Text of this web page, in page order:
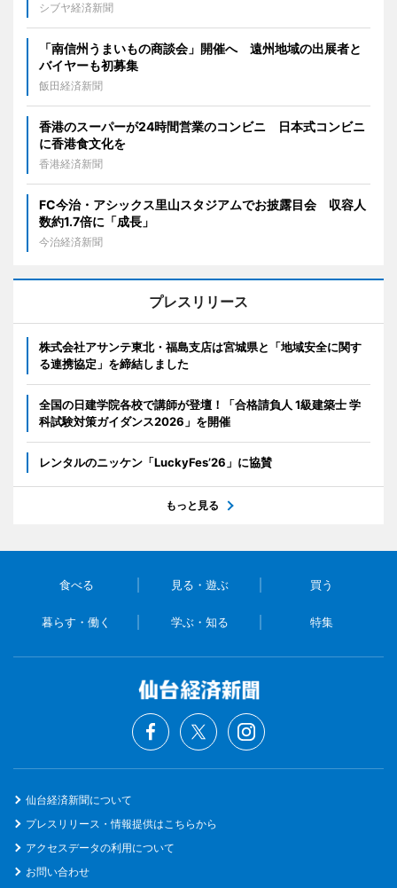
シブヤ経済新聞
「南信州うまいもの商談会」開催へ 遠州地域の出展者と
バイヤーも初募集
飯田経済新聞
香港のスーパーが24時間営業のコンビニ 日本式コンビニ
に香港食文化を
香港経済新聞
FC今治・アシックス里山スタジアムでお披露目会 収容人
数約1.7倍に「成長」
今治経済新聞
プレスリリース
株式会社アサンテ東北・福島支店は宮城県と「地域安全に関す
る連携協定」を締結しました
全国の日建学院各校で講師が登壇！「合格請負人 1級建築士 学
科試験対策ガイダンス2026」を開催
レンタルのニッケン「LuckyFes’26」に協賛
もっと見る
食べる 見る・遊ぶ 買う
暮らす・働く 学ぶ・知る 特集
仙台経済新聞について
プレスリリース・情報提供はこちらから
アクセスデータの利用について
お問い合わせ